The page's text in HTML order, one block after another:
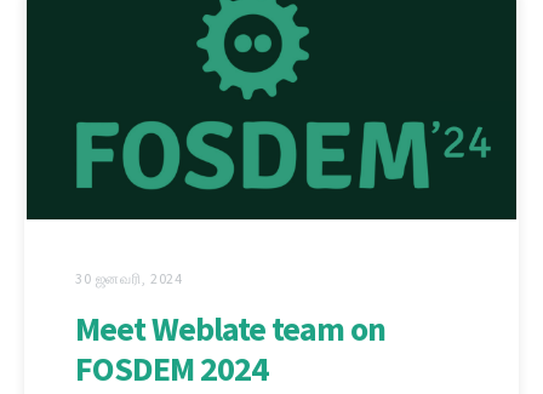
30 ஜனவரி, 2024
Meet Weblate team on
FOSDEM 2024